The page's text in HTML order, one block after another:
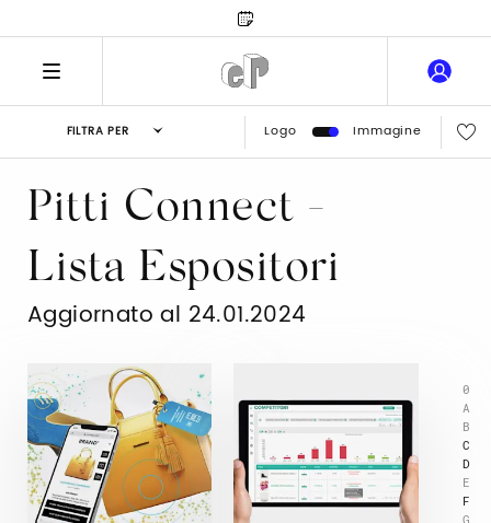
FILTRA PER Logo Immagine
0
A
B
C
D
E
F
G
Pitti Connect -
Lista Espositori
Aggiornato al 24.01.2024